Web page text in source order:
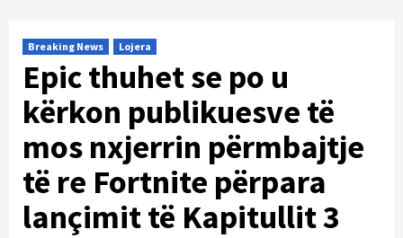
Breaking News Lojera
Epic thuhet se po u
kërkon publikuesve të
mos nxjerrin përmbajtje
të re Fortnite përpara
lançimit të Kapitullit 3